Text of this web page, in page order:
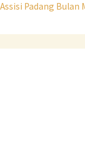
Padang Bulan